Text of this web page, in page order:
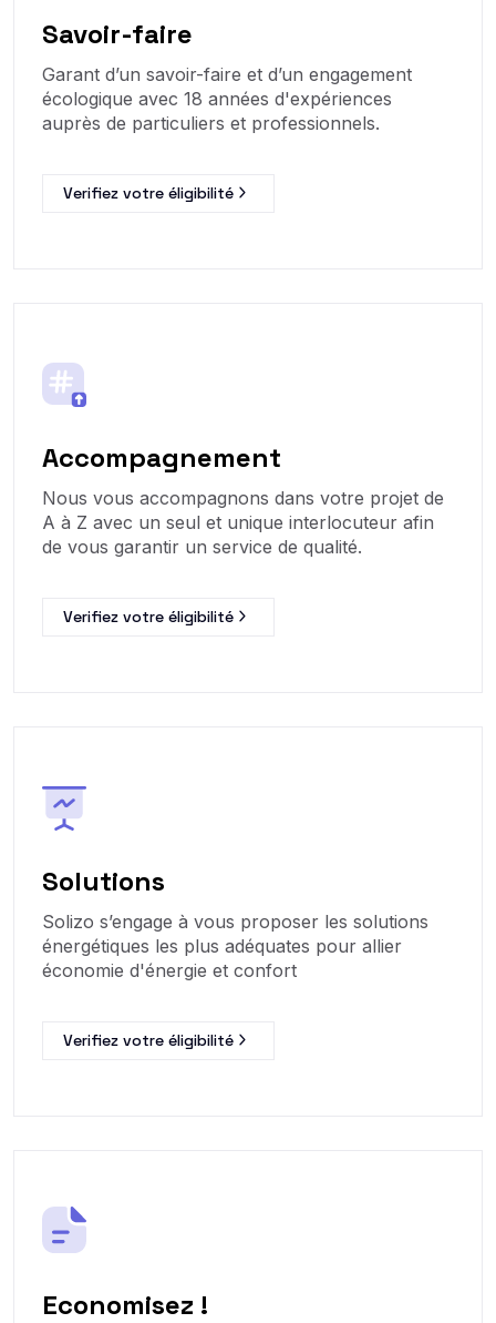
Savoir-faire
Garant d’un savoir-faire et d’un engagement
écologique avec 18 années d'expériences
auprès de particuliers et professionnels.
Verifiez votre éligibilité
Accompagnement
Nous vous accompagnons dans votre projet de
A à Z avec un seul et unique interlocuteur afin
de vous garantir un service de qualité.
Verifiez votre éligibilité
Solutions
Solizo s’engage à vous proposer les solutions
énergétiques les plus adéquates pour allier
économie d'énergie et confort
Verifiez votre éligibilité
Economisez !